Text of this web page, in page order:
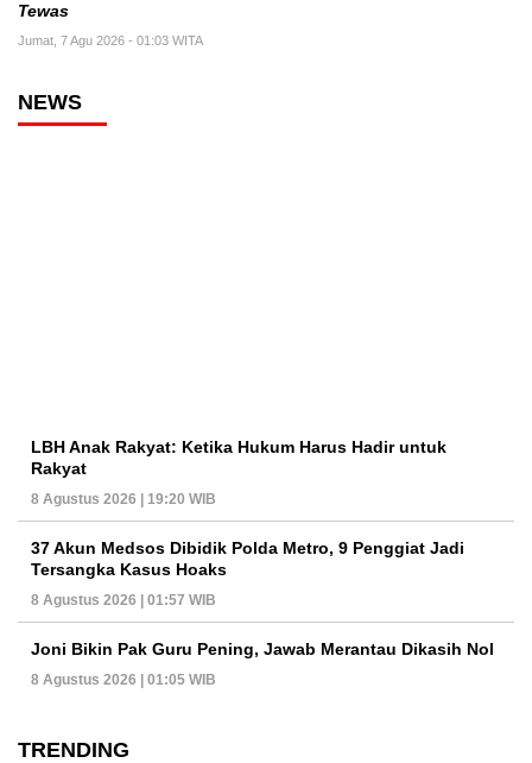
Tewas
Jumat, 7 Agu 2026 - 01:03 WITA
NEWS
LBH Anak Rakyat: Ketika Hukum Harus Hadir untuk
Rakyat
8 Agustus 2026 | 19:20 WIB
37 Akun Medsos Dibidik Polda Metro, 9 Penggiat Jadi
Tersangka Kasus Hoaks
8 Agustus 2026 | 01:57 WIB
Joni Bikin Pak Guru Pening, Jawab Merantau Dikasih Nol
8 Agustus 2026 | 01:05 WIB
TRENDING